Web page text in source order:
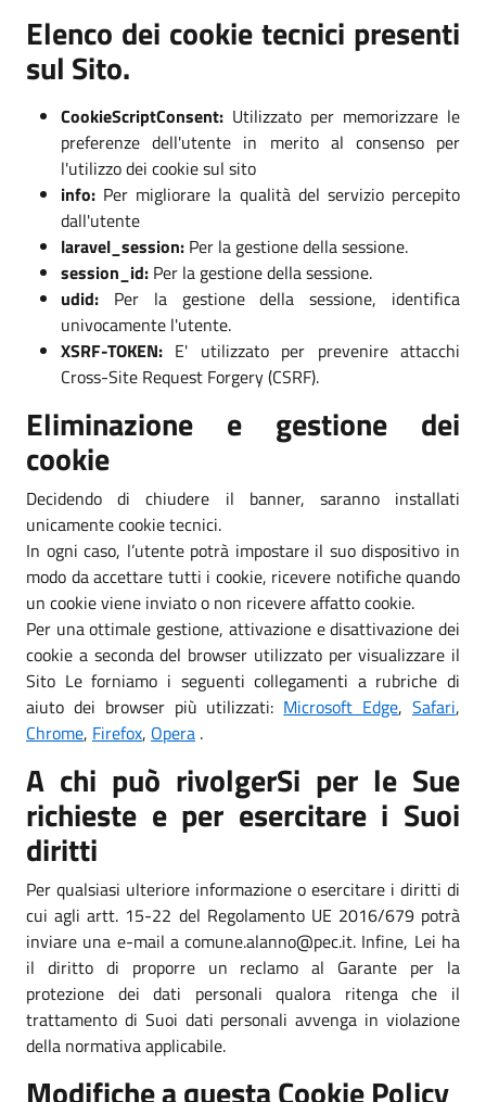
Elenco dei cookie tecnici presenti
sul Sito.
CookieScriptConsent: Utilizzato per memorizzare le
preferenze dell'utente in merito al consenso per
l'utilizzo dei cookie sul sito
info: Per migliorare la qualità del servizio percepito
dall'utente
laravel_session: Per la gestione della sessione.
session_id: Per la gestione della sessione.
udid: Per la gestione della sessione, identifica
univocamente l'utente.
XSRF-TOKEN: E' utilizzato per prevenire attacchi
Cross-Site Request Forgery (CSRF).
Eliminazione e gestione dei
cookie
Decidendo di chiudere il banner, saranno installati
unicamente cookie tecnici.
In ogni caso, l’utente potrà impostare il suo dispositivo in
modo da accettare tutti i cookie, ricevere notifiche quando
un cookie viene inviato o non ricevere affatto cookie.
Per una ottimale gestione, attivazione e disattivazione dei
cookie a seconda del browser utilizzato per visualizzare il
Sito Le forniamo i seguenti collegamenti a rubriche di
aiuto dei browser più utilizzati: Microsoft Edge,Safari,
Chrome, Firefox, Opera .
A chi può rivolgerSi per le Sue
richieste e per esercitare i Suoi
diritti
Per qualsiasi ulteriore informazione o esercitare i diritti di
cui agli artt. 15-22 del Regolamento UE 2016/679 potrà
inviare una e-mail a comune.alanno@pec.it. Infine, Lei ha
il diritto di proporre un reclamo al Garante per la
protezione dei dati personali qualora ritenga che il
trattamento di Suoi dati personali avvenga in violazione
della normativa applicabile.
Modifiche a questa Cookie Policy